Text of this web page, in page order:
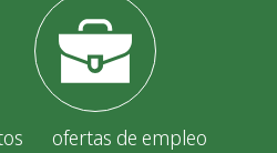
ofertas de empleo